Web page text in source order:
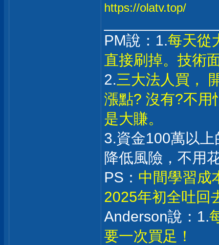
https://olatv.top/
PM說：1.每天從
直接刷掉。技術
2.三大法人買，
漲點? 沒有?不用
是大賺。
3.資金100萬以
降低風險，不用
PS： 中間學習成
2025年初全吐回
Anderson說：1.
要一次買足！